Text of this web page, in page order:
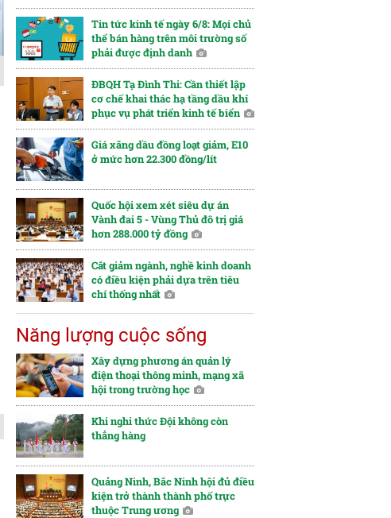
Tin tức kinh tế ngày 6/8: Mọi chủ
thể bán hàng trên môi trường số
phải được định danh
ĐBQH Tạ Đình Thi: Cần thiết lập
cơ chế khai thác hạ tầng dầu khí
phục vụ phát triển kinh tế biển
Giá xăng dầu đồng loạt giảm, E10
ở mức hơn 22.300 đồng/lít
Quốc hội xem xét siêu dự án
Vành đai 5 - Vùng Thủ đô trị giá
hơn 288.000 tỷ đồng
Cắt giảm ngành, nghề kinh doanh
có điều kiện phải dựa trên tiêu
chí thống nhất
Năng lượng cuộc sống
Xây dựng phương án quản lý
điện thoại thông minh, mạng xã
hội trong trường học
Khi nghi thức Đội không còn
thẳng hàng
Quảng Ninh, Bắc Ninh hội đủ điều
kiện trở thành thành phố trực
thuộc Trung ương